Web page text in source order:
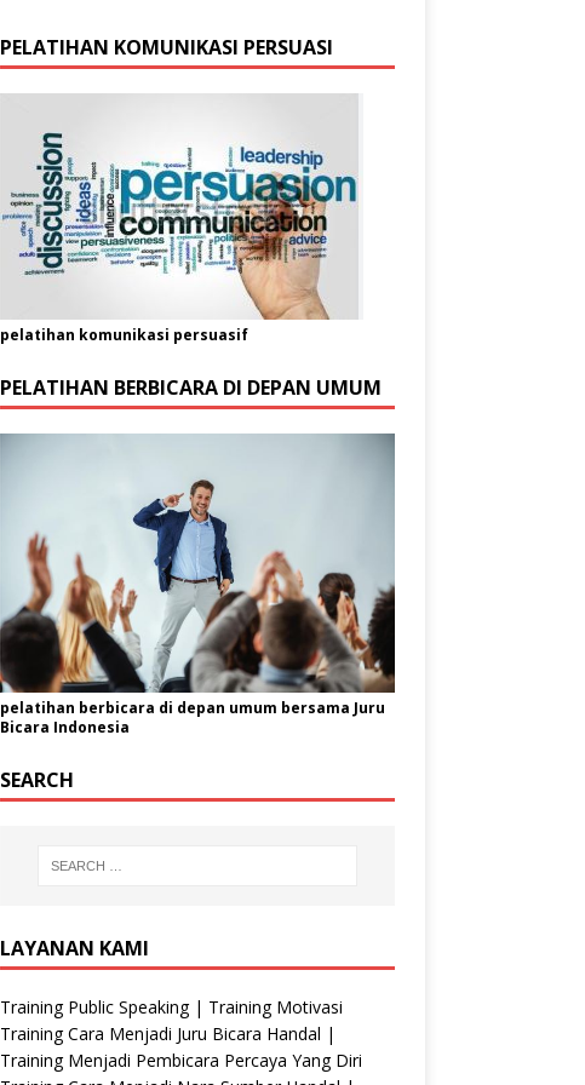
PELATIHAN KOMUNIKASI PERSUASI
pelatihan komunikasi persuasif
PELATIHAN BERBICARA DI DEPAN UMUM
pelatihan berbicara di depan umum bersama Juru
Bicara Indonesia
SEARCH
LAYANAN KAMI
Training Public Speaking | Training Motivasi
Training Cara Menjadi Juru Bicara Handal |
Training Menjadi Pembicara Percaya Yang Diri